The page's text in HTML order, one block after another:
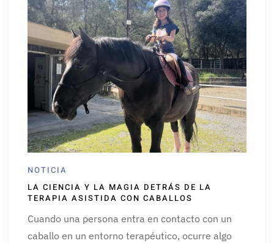
NOTICIA
LA CIENCIA Y LA MAGIA DETRÁS DE LA
TERAPIA ASISTIDA CON CABALLOS
Cuando una persona entra en contacto con un
caballo en un entorno terapéutico, ocurre algo